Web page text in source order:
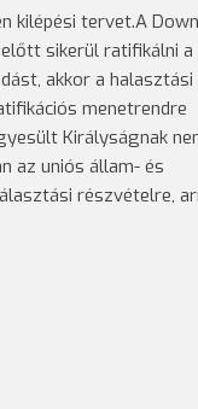
kilépési tervet.A
sikerül ratifikálni a
akkor a halasztási
menetrendre
Királyságnak
az uniós állam- és
részvételre,